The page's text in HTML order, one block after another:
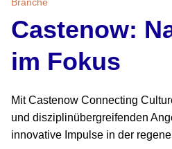
Castenow:
im Fokus
Mit Castenow Connecting
und disziplinübergreifenden
innovative Impulse in der